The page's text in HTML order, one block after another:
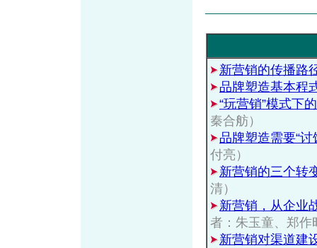
新营销的传播路
品牌塑造基本程
“玩营销”模式下
秦合舫）
品牌塑造需要“讨
付亮）
新营销的三个转
清）
新营销，从企业
者：朱玉童、郑作
新营销对渠道建